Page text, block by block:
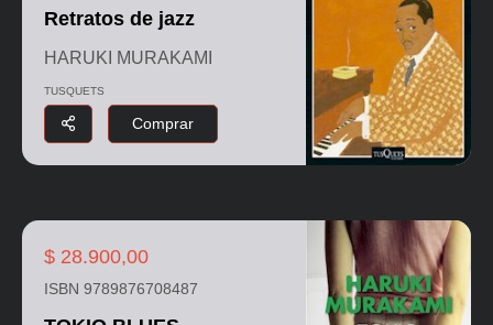
Retratos de jazz
HARUKI MURAKAMI
TUSQUETS
Comprar
$ 28.900,00
ISBN 9789876708487